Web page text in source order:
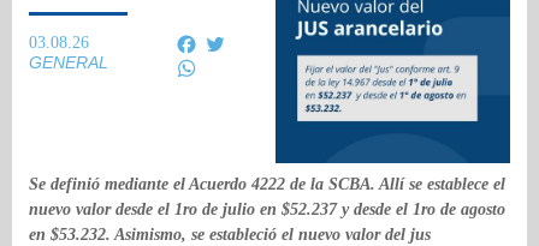
03.08.26
GENERAL
Facebook
Se definió mediante el Acuerdo 4222 de la SCBA. Allí se establece el
nuevo valor desde el 1ro de julio en $52.237 y desde el 1ro de agosto
en $53.232. Asimismo, se estableció el nuevo valor del jus